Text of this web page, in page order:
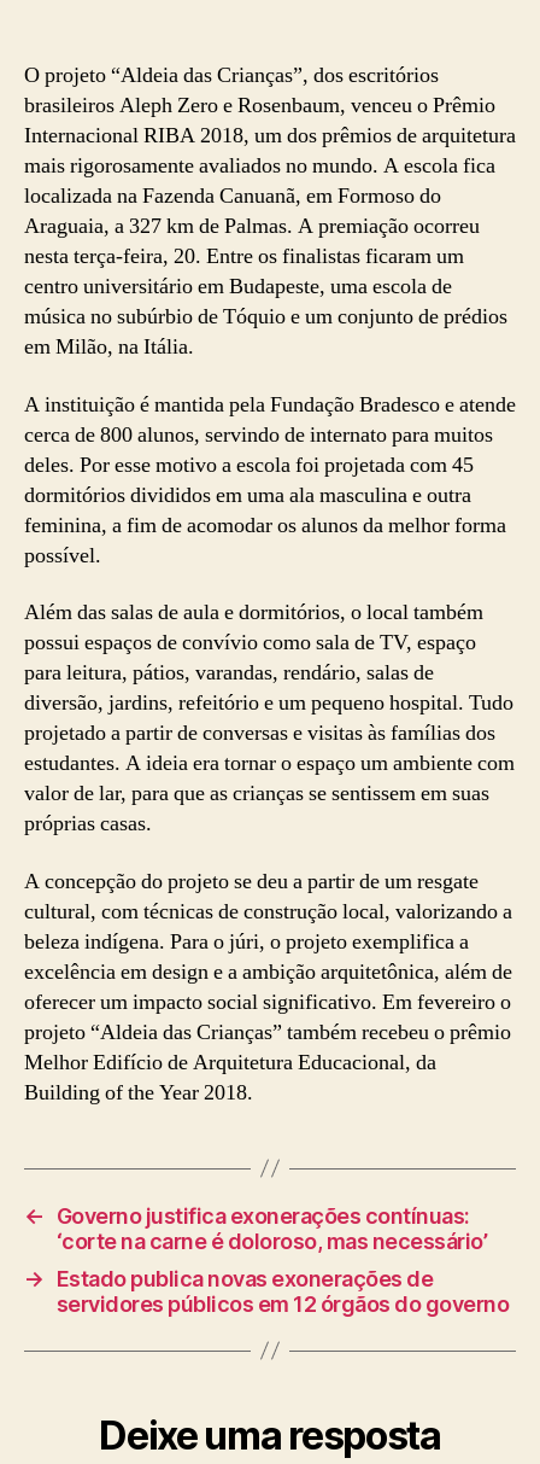
O projeto “Aldeia das Crianças”, dos escritórios
brasileiros Aleph Zero e Rosenbaum, venceu o Prêmio
Internacional RIBA 2018, um dos prêmios de arquitetura
mais rigorosamente avaliados no mundo. A escola fica
localizada na Fazenda Canuanã, em Formoso do
Araguaia, a 327 km de Palmas. A premiação ocorreu
nesta terça-feira, 20. Entre os finalistas ficaram um
centro universitário em Budapeste, uma escola de
música no subúrbio de Tóquio e um conjunto de prédios
em Milão, na Itália.
A instituição é mantida pela Fundação Bradesco e atende
cerca de 800 alunos, servindo de internato para muitos
deles. Por esse motivo a escola foi projetada com 45
dormitórios divididos em uma ala masculina e outra
feminina, a fim de acomodar os alunos da melhor forma
possível.
Além das salas de aula e dormitórios, o local também
possui espaços de convívio como sala de TV, espaço
para leitura, pátios, varandas, rendário, salas de
diversão, jardins, refeitório e um pequeno hospital. Tudo
projetado a partir de conversas e visitas às famílias dos
estudantes. A ideia era tornar o espaço um ambiente com
valor de lar, para que as crianças se sentissem em suas
próprias casas.
A concepção do projeto se deu a partir de um resgate
cultural, com técnicas de construção local, valorizando a
beleza indígena. Para o júri, o projeto exemplifica a
excelência em design e a ambição arquitetônica, além de
oferecer um impacto social significativo. Em fevereiro o
projeto “Aldeia das Crianças” também recebeu o prêmio
Melhor Edifício de Arquitetura Educacional, da
Building of the Year 2018.
←
Governo justifica exonerações contínuas:
‘corte na carne é doloroso, mas necessário’
→
Estado publica novas exonerações de
servidores públicos em 12 órgãos do governo
Deixe uma resposta